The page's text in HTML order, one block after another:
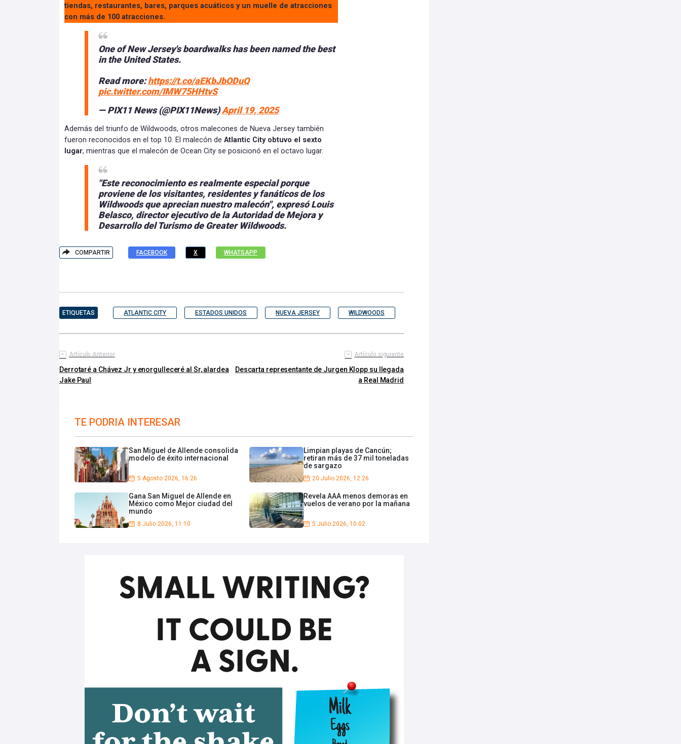
tiendas, restaurantes, bares, parques acuáticos y un muelle de atracciones
con más de 100 atracciones.
One of New Jersey's boardwalks has been named the best
in the United States.
Read more:https://t.co/aEKbJbODuQ
pic.twitter.com/IMW75HHtvS
— PIX11 News (@PIX11News)April 19, 2025
Además del triunfo de Wildwoods, otros malecones de Nueva Jersey también
fueron reconocidos en el top 10. El malecón de Atlantic City obtuvo el sexto
lugar, mientras que el malecón de Ocean City se posicionó en el octavo lugar.
"Este reconocimiento es realmente especial porque
proviene de los visitantes, residentes y fanáticos de los
Wildwoods que aprecian nuestro malecón", expresó Louis
Belasco, director ejecutivo de la Autoridad de Mejora y
Desarrollo del Turismo de Greater Wildwoods.
COMPARTIR FACEBOOK X WHATSAPP
ETIQUETAS ATLANTIC CITY ESTADOS UNIDOS NUEVA JERSEY WILDWOODS
Artículo Anterior
Derrotaré a Chávez Jr y enorgulleceré al Sr, alardea
Jake Paul
Artículo siguiente
Descarta representante de Jurgen Klopp su llegada
a Real Madrid
TE PODRIA INTERESAR
San Miguel de Allende consolida
modelo de éxito internacional
5 Agosto 2026, 16:26
Limpian playas de Cancún;
retiran más de 37 mil toneladas
de sargazo
20 Julio 2026, 12:26
Gana San Miguel de Allende en
México como Mejor ciudad del
mundo
8 Julio 2026, 11:10
Revela AAA menos demoras en
vuelos de verano por la mañana
5 Julio 2026, 10:02